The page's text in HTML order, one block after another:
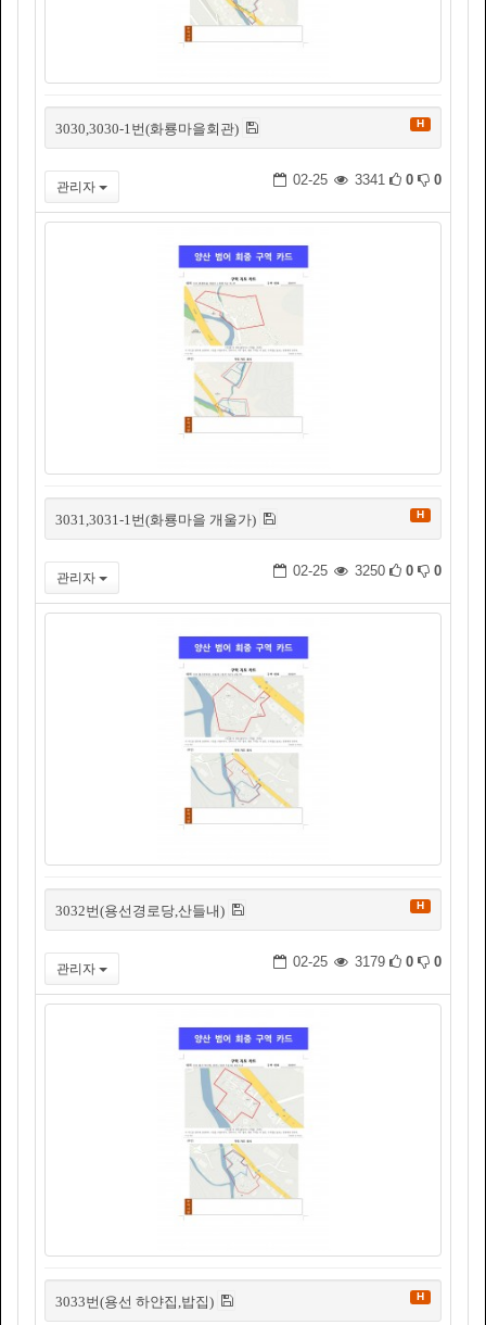
3030,3030-1번(화룡마을회관) H
관리자 02-25 3341 0 0
3031,3031-1번(화룡마을 개울가) H
관리자 02-25 3250 0 0
3032번(용선경로당,산들내) H
관리자 02-25 3179 0 0
3033번(용선 하얀집,밥집) H